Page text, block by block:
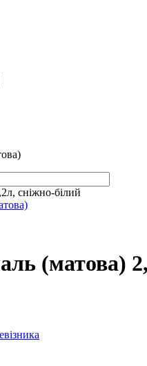
сніжно-білий
(матова)